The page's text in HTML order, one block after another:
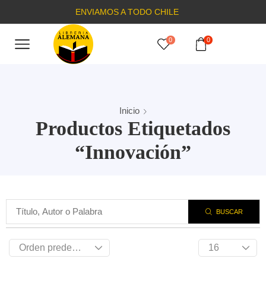
ENVIAMOS A TODO CHILE
0 0
Inicio
Productos Etiquetados
“Innovación”
BUSCAR